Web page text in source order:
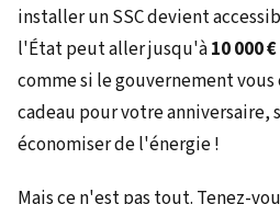
installer un SSC devient
l'État peut aller jusqu'à10 000
comme si le gouvernement
cadeau pour votre anniversaire,
économiser de l'énergie !
Mais ce n'est pas tout. Tenez-